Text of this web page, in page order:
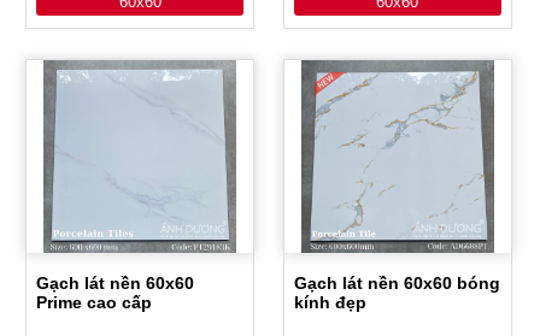
Gạch lát nền 60x60
Prime cao cấp
Gạch lát nền 60x60 bóng
kính đẹp